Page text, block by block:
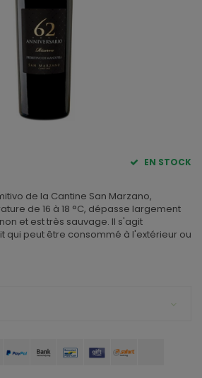
EN STOCK
de la Cantine San Marzano,
de 16 à 18 °C, dépasse largement
et est très sauvage. Il s'agit
qui peut être consommé à l'extérieur ou